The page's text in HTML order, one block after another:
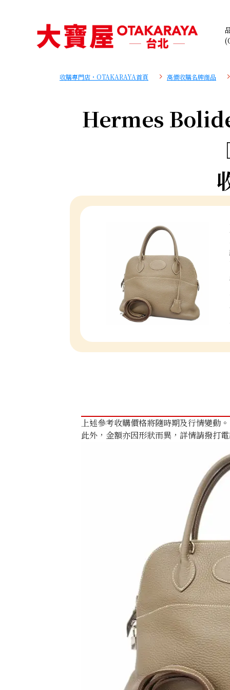
收購專門店・OTAKARAYA首頁 高價收購名牌商品
Hermes
上述參考收購價格將隨時期及行情變動。
此外，金額亦因形狀而異，詳情請撥打